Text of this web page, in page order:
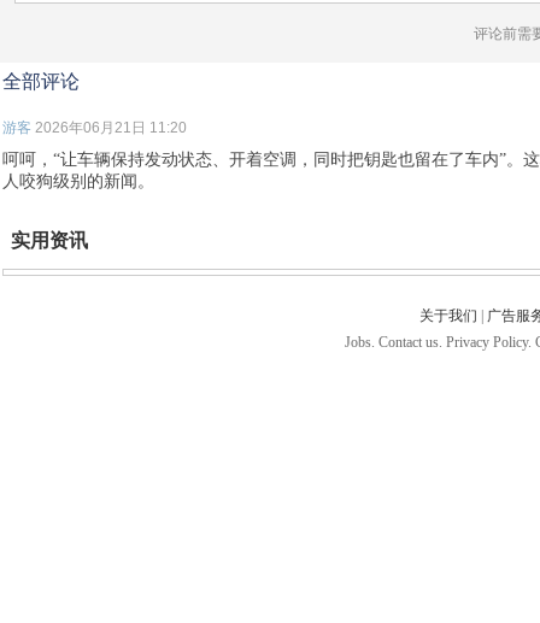
评论前需
全部评论
游客 2026年06月21日 11:20
呵呵，“让车辆保持发动状态、开着空调，同时把钥匙也留在了车内”。
人咬狗级别的新闻。
实用资讯
关于我们
广告服
Jobs. Contact us. Privacy